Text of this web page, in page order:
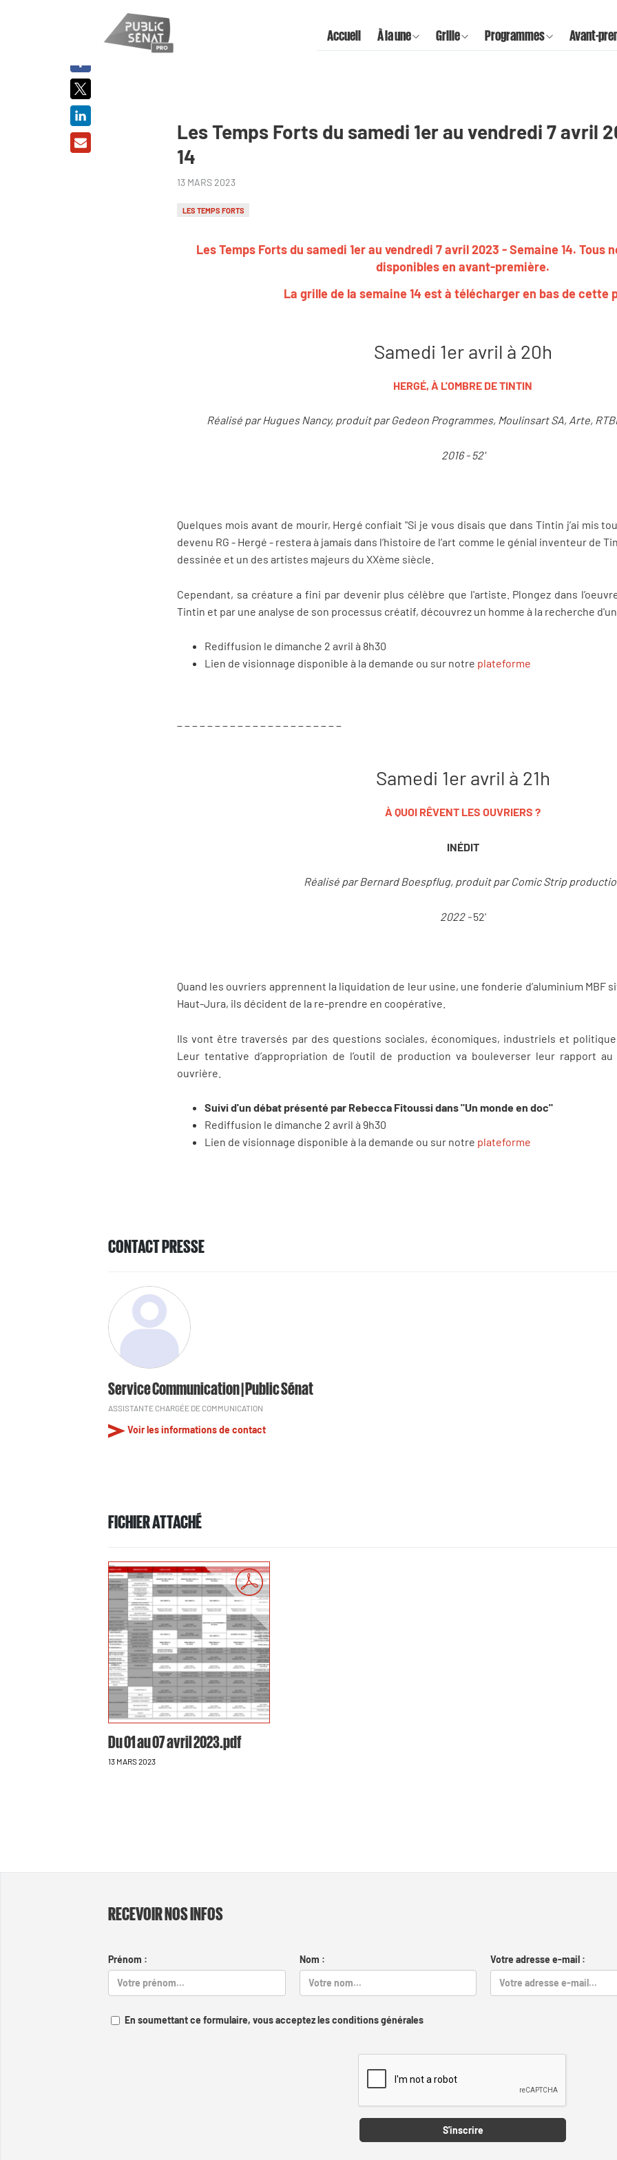
Accueil À la une Grille Programmes Avant-
Les Temps Forts du samedi 1er au vendredi 7 avril
14
13 MARS 2023
LES TEMPS FORTS
Les Temps Forts du samedi 1er au vendredi 7 avril 2023 - Semaine 14. Tous
disponibles en avant-première.
La grille de la semaine 14 est à télécharger en bas de cette
Samedi 1er avril à 20h
HERGÉ, À L'OMBRE DE TINTIN
Réalisé par Hugues Nancy, produit par Gedeon Programmes, Moulinsart SA, Arte,
2016 - 52'
Quelques mois avant de mourir, Hergé confiait "Si je vous disais que dans Tintin j’ai mis
devenu RG - Hergé - restera à jamais dans l’histoire de l’art comme le génial inventeur de
dessinée et un des artistes majeurs du XXème siècle.
Cependant, sa créature a fini par devenir plus célèbre que l'artiste. Plongez dans
Tintin et par une analyse de son processus créatif, découvrez un homme à la recherche
Rediffusion le dimanche 2 avril à 8h30
Lien de visionnage disponible à la demande ou sur notre plateforme
Samedi 1er avril à 21h
À QUOI RÊVENT LES OUVRIERS ?
INÉDIT
Réalisé par Bernard Boespflug, produit par Comic Strip
2022 -52'
Quand les ouvriers apprennent la liquidation de leur usine, une fonderie d’aluminium MBF
Haut-Jura, ils décident de la re-prendre en coopérative.
Ils vont être traversés par des questions sociales, économiques, industriels et
Leur tentative d’appropriation de l’outil de production va bouleverser leur rapport
ouvrière.
Suivi d'un débat présenté par Rebecca Fitoussi dans "Un monde en doc"
Rediffusion le dimanche 2 avril à 9h30
Lien de visionnage disponible à la demande ou sur notre plateforme
CONTACT PRESSE
Service Communication | Public Sénat
ASSISTANTE CHARGÉE DE COMMUNICATION
Voir les informations de contact
FICHIER ATTACHÉ
Du 01 au 07 avril 2023.pdf
13 MARS 2023
RECEVOIR NOS INFOS
Prénom : Nom : Votre adresse e-mail :
En soumettant ce formulaire, vous acceptez les conditions générales
S'inscrire